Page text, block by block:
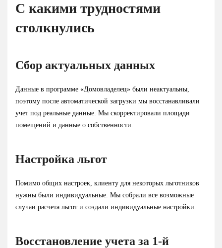
С какими трудностями
столкнулись
Сбор актуальных данных
Данные в программе «Домовладелец» были неактуальны,
поэтому после автоматической загрузки мы восстанавливали
учет под реальные данные. Мы скорректировали площади
помещений и данные о собственности.
Настройка льгот
Помимо общих настроек, клиенту для некоторых льготников
нужны были индивидуальные. Мы собрали все возможные
случаи расчета льгот и создали индивидуальные настройки.
Восстановление учета за 1-й